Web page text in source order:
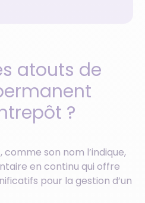
atouts de
?
son nom l’indique,
en continu qui offre
pour la gestion d’un